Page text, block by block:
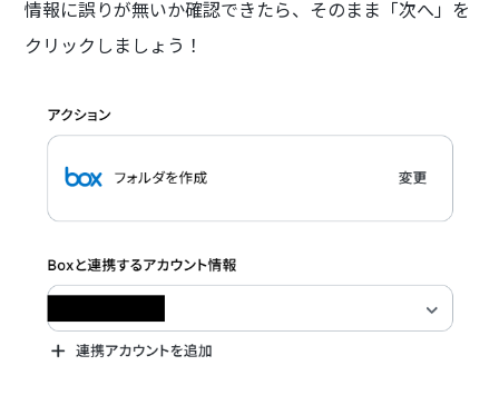
情報に誤りが無いか確認できたら、そのまま「次へ」を
クリックしましょう！